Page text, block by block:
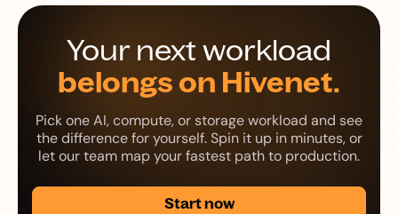
Your next workload
belongs on Hivenet.
Pick one AI, compute, or storage workload and see
the difference for yourself. Spin it up in minutes, or
let our team map your fastest path to production.
Start now